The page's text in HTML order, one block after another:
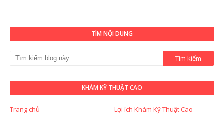
TÌM NỘI DUNG
KHÁM KỸ THUẬT CAO
Trang chủ
Lợi ích Khám Kỹ Thuật Cao